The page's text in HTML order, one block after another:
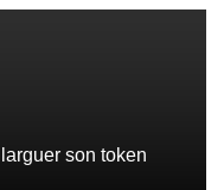
son token